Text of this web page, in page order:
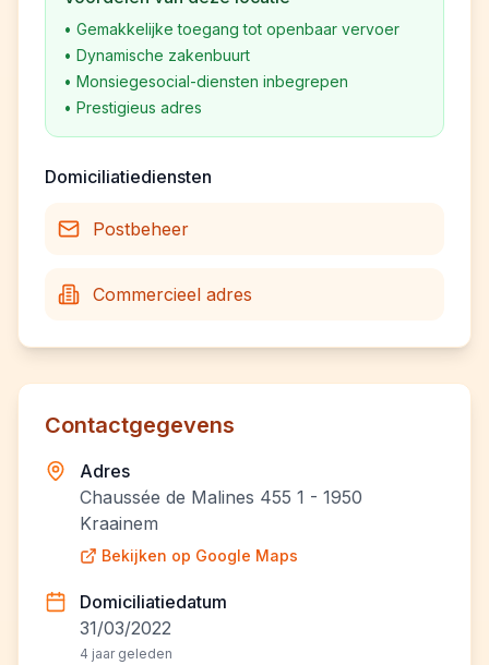
• Gemakkelijke toegang tot openbaar vervoer
• Dynamische zakenbuurt
• Monsiegesocial-diensten inbegrepen
• Prestigieus adres
Domiciliatiediensten
Postbeheer
Commercieel adres
Contactgegevens
Adres
Chaussée de Malines 455 1 - 1950
Kraainem
Bekijken op Google Maps
Domiciliatiedatum
31/03/2022
4 jaar geleden